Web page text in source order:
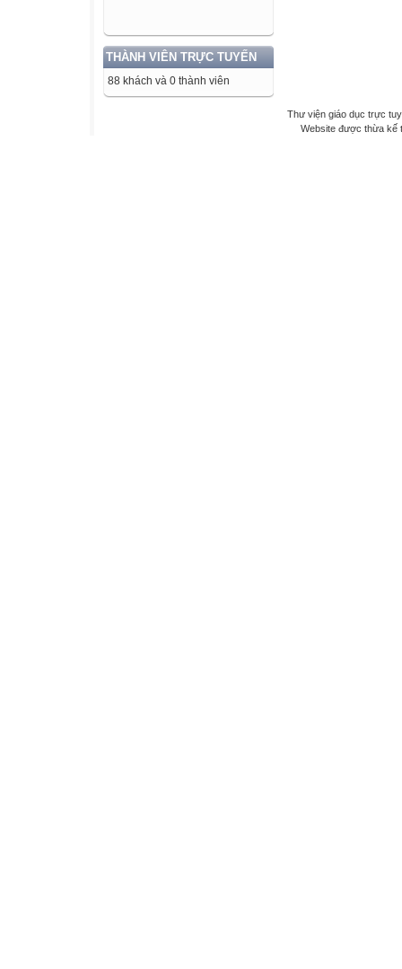
THÀNH VIÊN TRỰC TUYẾN
88 khách và 0 thành viên
Thư viện giáo dục trực
Website được thừa kế